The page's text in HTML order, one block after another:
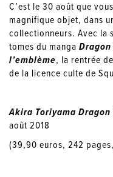
C’est le 30 août que
magnifique objet, dans
collectionneurs. Avec la
tomes du manga
l’emblème, la rentrée
de la licence culte de
Akira Toriyama
août 2018
(39,90 euros, 242